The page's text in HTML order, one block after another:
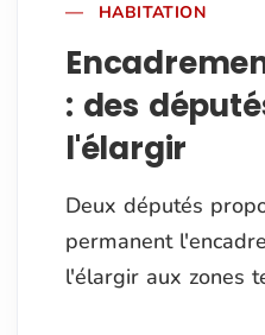
HABITATION
: des
l'élargir
Deux députés
permanent
l'élargir aux zones